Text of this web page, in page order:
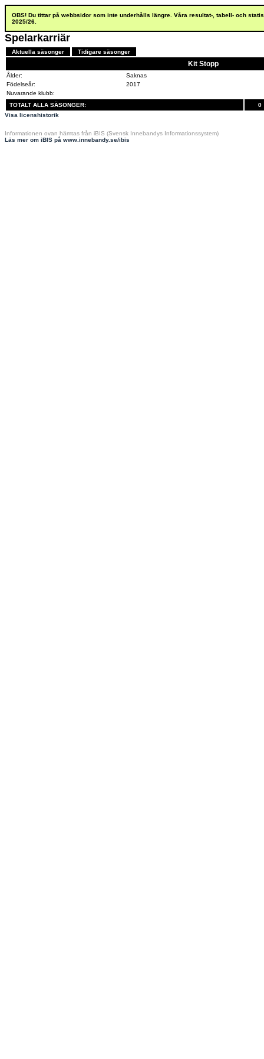
OBS! Du tittar på webbsidor som inte underhålls längre. Våra resultat-, tabell- och
2025/26.
Spelarkarriär
Aktuella säsonger Tidigare säsonger
Kit Stopp
Ålder:
Saknas
Födelseår:
2017
Nuvarande klubb:
TOTALT ALLA SÄSONGER:
0
Visa licenshistorik
Informationen ovan hämtas från iBIS (Svensk Innebandys Informationssystem)
Läs mer om iBIS på www.innebandy.se/ibis